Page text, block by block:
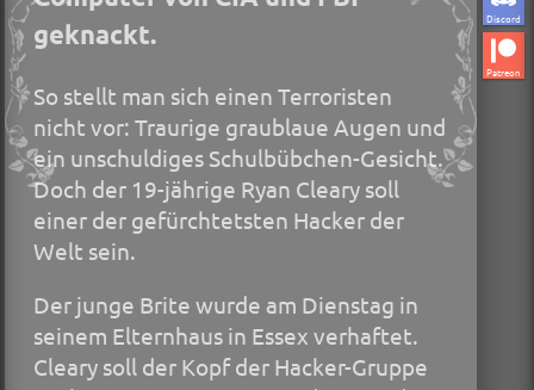
Discord
Patreon
geknackt.
So stellt man sich einen Terroristen
nicht vor: Traurige graublaue ­Augen und
ein unschuldiges Schulbübchen-Gesicht.
Doch der 19-jährige Ryan Cleary soll
einer der gefürchtetsten Hacker der
Welt sein.
Der junge Brite wurde am Dienstag in
seinem Elternhaus in Essex verhaftet.
Cleary soll der Kopf der Hacker-Gruppe